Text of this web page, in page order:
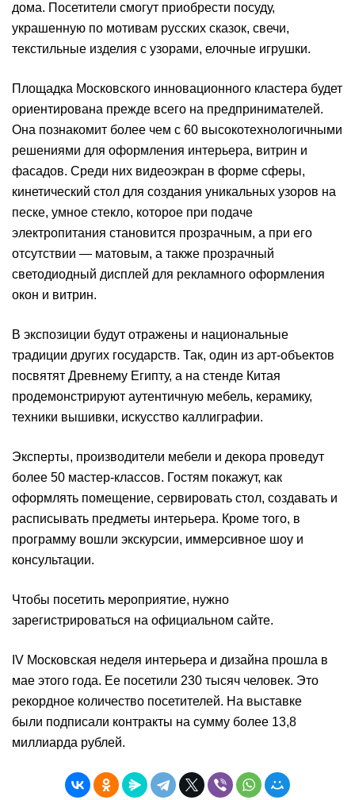
дома. Посетители смогут приобрести посуду,
украшенную по мотивам русских сказок, свечи,
текстильные изделия с узорами, елочные игрушки.
Площадка Московского инновационного кластера будет
ориентирована прежде всего на предпринимателей.
Она познакомит более чем с 60 высокотехнологичными
решениями для оформления интерьера, витрин и
фасадов. Среди них видеоэкран в форме сферы,
кинетический стол для создания уникальных узоров на
песке, умное стекло, которое при подаче
электропитания становится прозрачным, а при его
отсутствии — матовым, а также прозрачный
светодиодный дисплей для рекламного оформления
окон и витрин.
В экспозиции будут отражены и национальные
традиции других государств. Так, один из арт-объектов
посвятят Древнему Египту, а на стенде Китая
продемонстрируют аутентичную мебель, керамику,
техники вышивки, искусство каллиграфии.
Эксперты, производители мебели и декора проведут
более 50 мастер-классов. Гостям покажут, как
оформлять помещение, сервировать стол, создавать и
расписывать предметы интерьера. Кроме того, в
программу вошли экскурсии, иммерсивное шоу и
консультации.
Чтобы посетить мероприятие, нужно
зарегистрироваться на официальном сайте.
IV Московская неделя интерьера и дизайна прошла в
мае этого года. Ее посетили 230 тысяч человек. Это
рекордное количество посетителей. На выставке
были подписали контракты на сумму более 13,8
миллиарда рублей.